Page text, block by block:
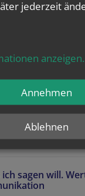
Tod
und
sagen will.
jederzeit
anzeigen
Ablehnen
Annehmen